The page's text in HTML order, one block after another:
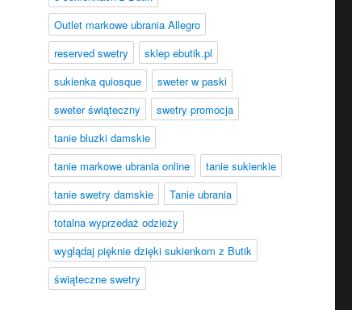
Outlet markowe ubrania Allegro
reserved swetry
sklep ebutik.pl
sukienka quiosque
sweter w paski
sweter świąteczny
swetry promocja
tanie bluzki damskie
tanie markowe ubrania online
tanie sukienkie
tanie swetry damskie
Tanie ubrania
totalna wyprzedaż odzieży
wyglądaj pięknie dzięki sukienkom z Butik
świąteczne swetry